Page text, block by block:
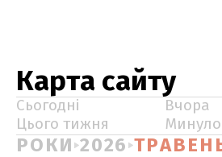
Карта сайту
Сьогодні
Вчора
Цього тижня
РОКИ 2026